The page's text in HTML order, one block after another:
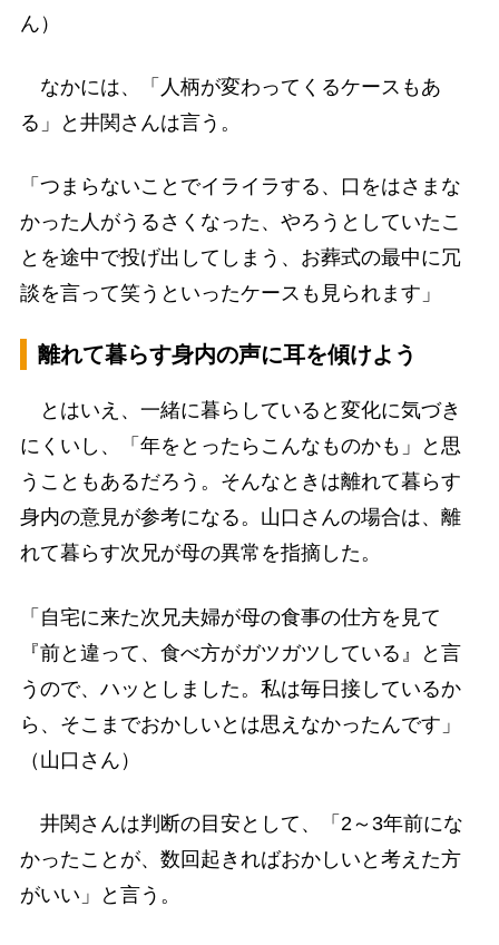
ん）
なかには、「人柄が変わってくるケースもあ
る」と井関さんは言う。
「つまらないことでイライラする、口をはさまな
かった人がうるさくなった、やろうとしていたこ
とを途中で投げ出してしまう、お葬式の最中に冗
談を言って笑うといったケースも見られます」
離れて暮らす身内の声に耳を傾けよう
とはいえ、一緒に暮らしていると変化に気づき
にくいし、「年をとったらこんなものかも」と思
うこともあるだろう。そんなときは離れて暮らす
身内の意見が参考になる。山口さんの場合は、離
れて暮らす次兄が母の異常を指摘した。
「自宅に来た次兄夫婦が母の食事の仕方を見て
『前と違って、食べ方がガツガツしている』と言
うので、ハッとしました。私は毎日接しているか
ら、そこまでおかしいとは思えなかったんです」
（山口さん）
井関さんは判断の目安として、「2～3年前にな
かったことが、数回起きればおかしいと考えた方
がいい」と言う。